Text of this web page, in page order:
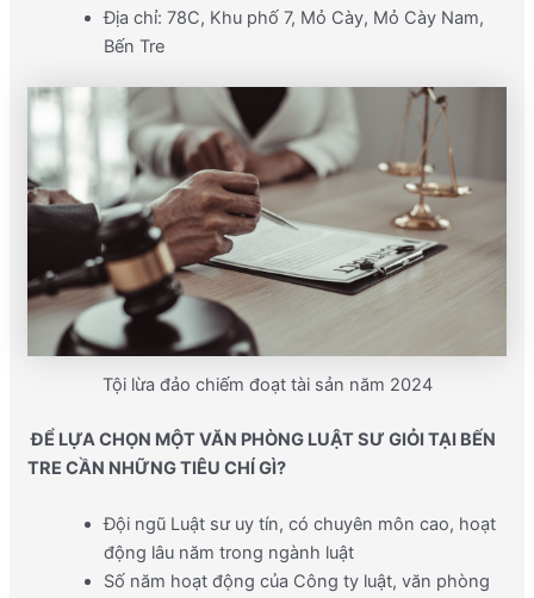
Địa chỉ: 78C, Khu phố 7, Mỏ Cày, Mỏ Cày Nam,
Bến Tre
Tội lừa đảo chiếm đoạt tài sản năm 2024
ĐỂ LỰA CHỌN MỘT VĂN PHÒNG LUẬT SƯ GIỎI TẠI BẾN
TRE CẦN NHỮNG TIÊU CHÍ GÌ?
Đội ngũ Luật sư uy tín, có chuyên môn cao, hoạt
động lâu năm trong ngành luật
Số năm hoạt động của Công ty luật, văn phòng